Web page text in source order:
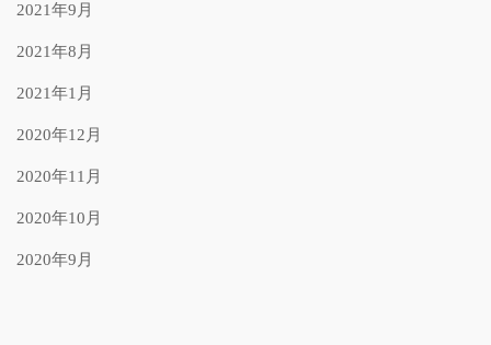
2021年9月
2021年8月
2021年1月
2020年12月
2020年11月
2020年10月
2020年9月